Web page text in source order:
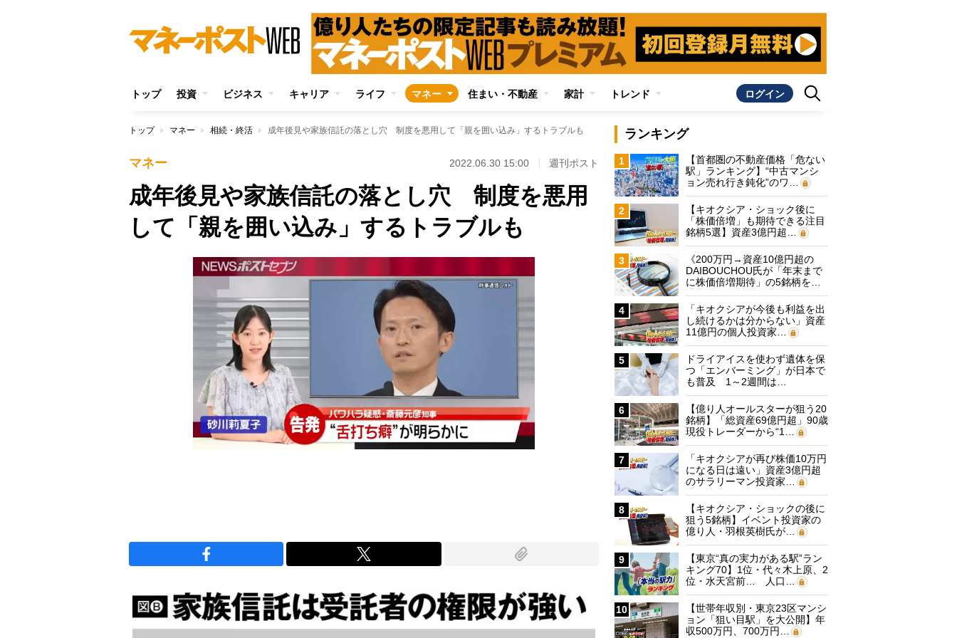
トップ 投資 ビジネス キャリア ライフ マネー 住まい・不動産 家計 トレンド ログイン
トップ マネー 相続・終活 成年後見や家族信託の落とし穴 制度を悪用して「親を囲い込み」するトラブルも
マネー 2022.06.30 15:00 週刊ポスト
成年後見や家族信託の落とし穴 制度を悪用
して「親を囲い込み」するトラブルも
ランキング
1
【首都圏の不動産価格「危ない
駅」ランキング】“中古マンシ
ョン売れ行き鈍化”のワ…
2
【キオクシア・ショック後に
「株価倍増」も期待できる注目
銘柄5選】資産3億円超…
3
《200万円→資産10億円超の
DAIBOUCHOU氏が「年末まで
に株価倍増期待」の5銘柄を…
4
「キオクシアが今後も利益を出
し続けるかは分からない」資産
11億円の個人投資家…
5
ドライアイスを使わず遺体を保
つ「エンバーミング」が日本で
も普及 1～2週間は…
6
【億り人オールスターが狙う20
銘柄】「総資産69億円超」90歳
現役トレーダーから“1…
7
「キオクシアが再び株価10万円
になる日は遠い」資産3億円超
のサラリーマン投資家…
8
【キオクシア・ショックの後に
狙う5銘柄】イベント投資家の
億り人・羽根英樹氏が…
9
【東京“真の実力がある駅”ラン
キング70】1位・代々木上原、2
位・水天宮前… 人口…
10
【世帯年収別・東京23区マンシ
ョン「狙い目駅」を大公開】年
収500万円、700万円…